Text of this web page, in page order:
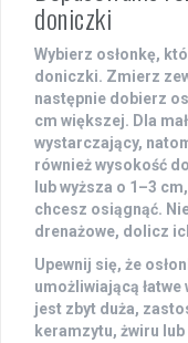
doniczki
Wybierz osłonkę,
doniczki. Zmierz
następnie dobierz
cm większej. Dla
wystarczający,
również wysokość
lub wyższa o 1–3
chcesz osiągnąć.
drenażowe, dolicz
Upewnij się, że
umożliwiającą
jest zbyt duża,
keramzytu, żwiru